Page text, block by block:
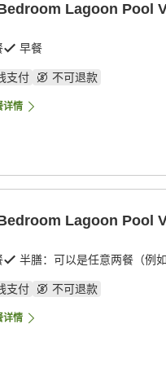
Lagoon Pool
早餐
支付 不可退款
详情
Lagoon Pool
半膳：可以是任意两餐（例
支付 不可退款
详情